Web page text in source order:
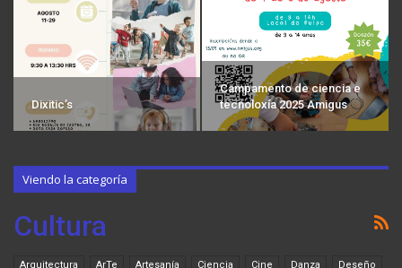
Dixitic’s
Campamento de ciencia e
tecnoloxía 2025 Amigus
Viendo la categoría
Cultura
Arquitectura ArTe Artesanía Ciencia Cine Danza Deseño